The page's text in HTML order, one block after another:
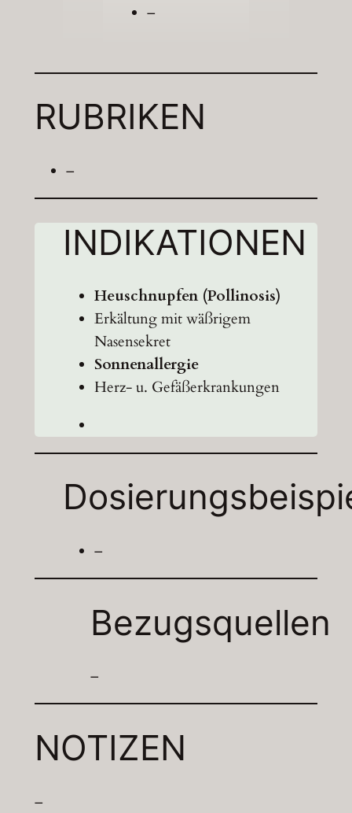
–
RUBRIKEN
–
INDIKATIONEN
Heuschnupfen (Pollinosis)
Erkältung mit wäßrigem
Nasensekret
Sonnenallergie
Herz- u. Gefäßerkrankungen
–
Bezugsquellen
–
NOTIZEN
–